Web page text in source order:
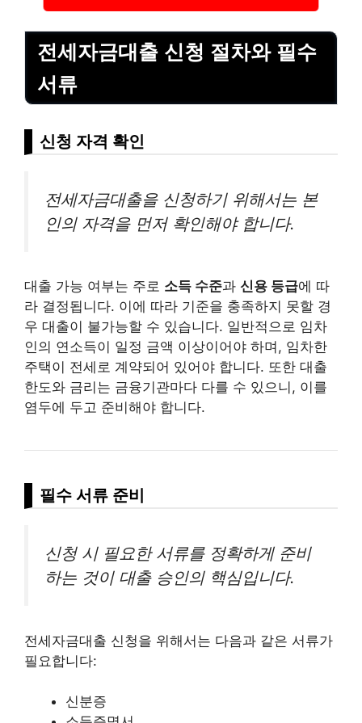
전세자금대출 신청 절차와 필수
서류
신청 자격 확인
전세자금대출을 신청하기 위해서는 본
인의 자격을 먼저 확인해야 합니다.
대출 가능 여부는 주로 소득 수준과 신용 등급에 따
라 결정됩니다. 이에 따라 기준을 충족하지 못할 경
우 대출이 불가능할 수 있습니다. 일반적으로 임차
인의 연소득이 일정 금액 이상이어야 하며, 임차한
주택이 전세로 계약되어 있어야 합니다. 또한 대출
한도와 금리는 금융기관마다 다를 수 있으니, 이를
염두에 두고 준비해야 합니다.
필수 서류 준비
신청 시 필요한 서류를 정확하게 준비
하는 것이 대출 승인의 핵심입니다.
전세자금대출 신청을 위해서는 다음과 같은 서류가
필요합니다:
신분증